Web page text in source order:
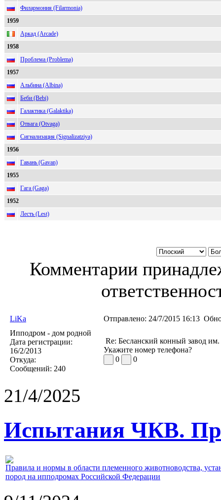
Филармония (Filarmonia)
1959
Аркад (Arcade)
1958
Проблема (Problema)
1957
Альбина (Albina)
Беби (Bebi)
Галактика (Galaktika)
Отвага (Otvaga)
Сигнализация (Signalizatziya)
1956
Гавань (Gavan)
1955
Гага (Gaga)
1952
Лесть (Lest)
Комментарии
LiKa Отправлено: 24/7/2015 16:13
Ипподром - дом родной
Дата регистрации:
16/2/2013
Откуда:
Сообщений: 240
Re: Бесланский конный завод
Укажите номер телефона?
0
0
21/4/2025
Испытания ЧКВ.
Правила и нормы в области племенного животноводства,
пород на ипподромах Российской Федерации